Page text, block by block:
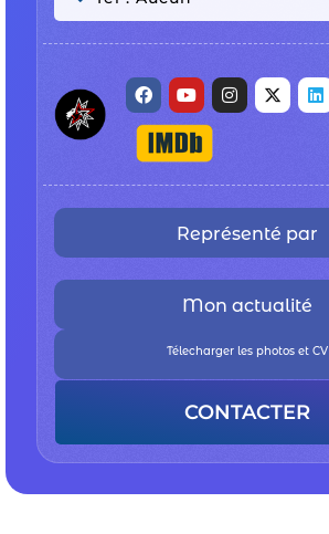
Représenté par
Mon actualité
Télecharger les photos et CV
CONTACTER